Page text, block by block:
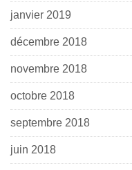
janvier 2019
décembre 2018
novembre 2018
octobre 2018
septembre 2018
juin 2018